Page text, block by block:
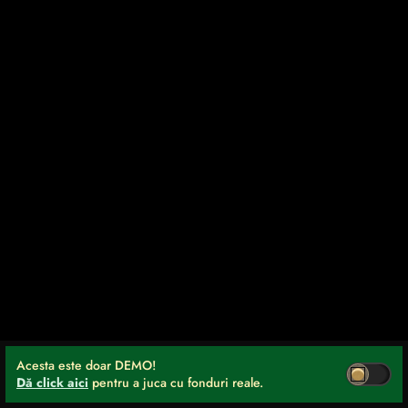
Acesta este doar DEMO!
Dă click aici pentru a juca cu fonduri reale.